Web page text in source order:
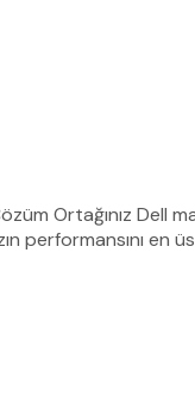
Ortağınız
performansını